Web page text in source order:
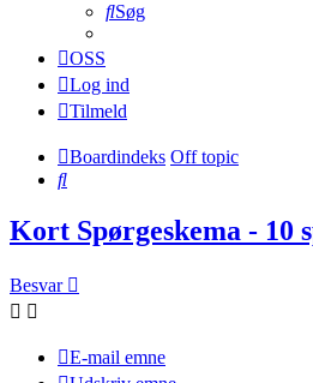
Søg
OSS
Log ind
Tilmeld
Boardindeks Off topic
Søg
Kort Spørgeskema - 10
Besvar
E-mail emne